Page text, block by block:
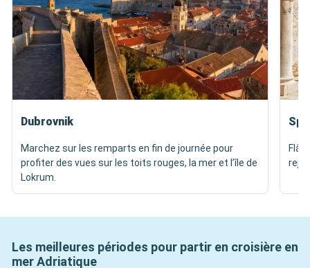
Dubrovnik
Marchez sur les remparts en fin de journée pour
profiter des vues sur les toits rouges, la mer et l’île de
Lokrum.
Les meilleures périodes pour partir en croisière en
mer Adriatique